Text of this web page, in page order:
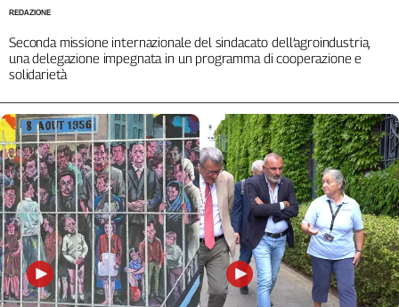
Alto
Basilicata
Calabria
Emilia-
Romagna
Friuli
Venezia
Giulia
Lazio
Liguria
Lombardia
Marche
Seconda missione internazionale del sindacato dell’agroindustria,
una delegazione impegnata in un programma di cooperazione e
solidarietà
REDAZIONE